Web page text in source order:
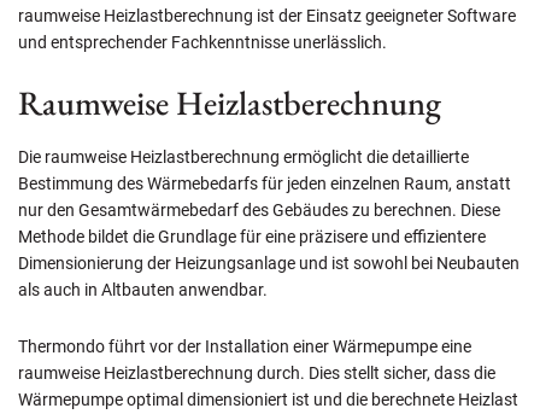
raumweise Heizlastberechnung ist der Einsatz geeigneter Software
und entsprechender Fachkenntnisse unerlässlich.
Raumweise Heizlastberechnung
Die raumweise Heizlastberechnung ermöglicht die detaillierte
Bestimmung des Wärmebedarfs für jeden einzelnen Raum, anstatt
nur den Gesamtwärmebedarf des Gebäudes zu berechnen. Diese
Methode bildet die Grundlage für eine präzisere und effizientere
Dimensionierung der Heizungsanlage und ist sowohl bei Neubauten
als auch in Altbauten anwendbar.
Thermondo führt vor der Installation einer Wärmepumpe eine
raumweise Heizlastberechnung durch. Dies stellt sicher, dass die
Wärmepumpe optimal dimensioniert ist und die berechnete Heizlast